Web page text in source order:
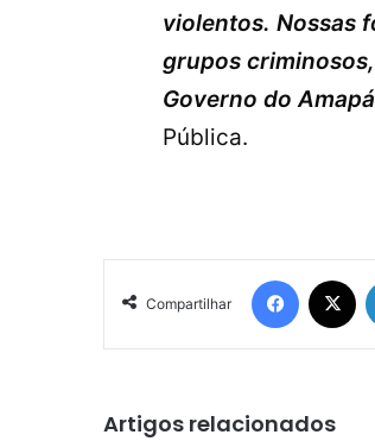
violentos. Nossas
grupos
Governo do
Pública.
Compartilhar
Facebook
Artigos relacionados